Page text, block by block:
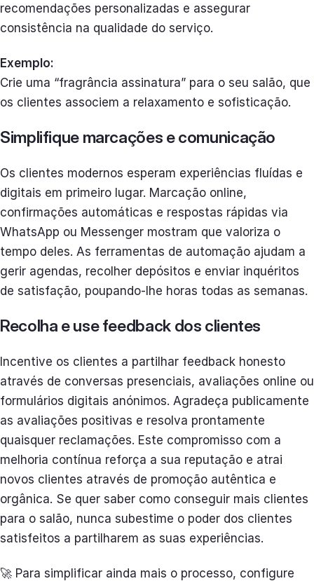
recomendações personalizadas e assegurar
consistência na qualidade do serviço.
Exemplo:
Crie uma “fragrância assinatura” para o seu salão, que
os clientes associem a relaxamento e sofisticação.
Simplifique marcações e comunicação
Os clientes modernos esperam experiências fluídas e
digitais em primeiro lugar. Marcação online,
confirmações automáticas e respostas rápidas via
WhatsApp ou Messenger mostram que valoriza o
tempo deles. As ferramentas de automação ajudam a
gerir agendas, recolher depósitos e enviar inquéritos
de satisfação, poupando-lhe horas todas as semanas.
Recolha e use feedback dos clientes
Incentive os clientes a partilhar feedback honesto
através de conversas presenciais, avaliações online ou
formulários digitais anónimos. Agradeça publicamente
as avaliações positivas e resolva prontamente
quaisquer reclamações. Este compromisso com a
melhoria contínua reforça a sua reputação e atrai
novos clientes através de promoção autêntica e
orgânica. Se quer saber como conseguir mais clientes
para o salão, nunca subestime o poder dos clientes
satisfeitos a partilharem as suas experiências.
🚀 Para simplificar ainda mais o processo, configure